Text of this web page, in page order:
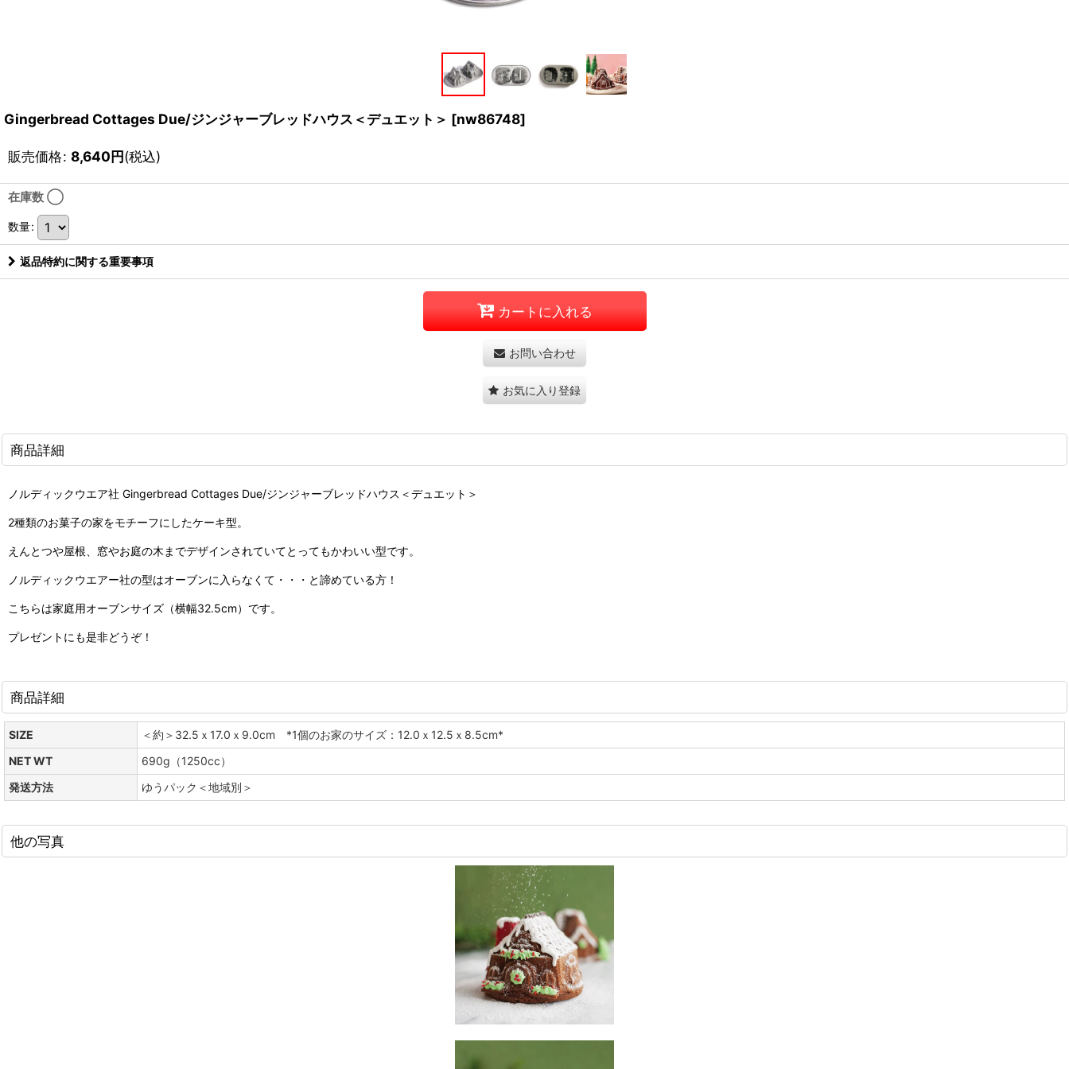
Gingerbread Cottages Due/ジンジャーブレッドハウス＜デュエット＞ [nw86748]
販売価格: 8,640円(税込)
在庫数 ◯
数量:
返品特約に関する重要事項
カートに入れる
お問い合わせ
お気に入り登録
商品詳細
ノルディックウエア社 Gingerbread Cottages Due/ジンジャーブレッドハウス＜デュエット＞
2種類のお菓子の家をモチーフにしたケーキ型。
えんとつや屋根、窓やお庭の木までデザインされていてとってもかわいい型です。
ノルディックウエアー社の型はオーブンに入らなくて・・・と諦めている方！
こちらは家庭用オーブンサイズ（横幅32.5cm）です。
プレゼントにも是非どうぞ！
商品詳細
SIZE
＜約＞32.5ｘ17.0ｘ9.0cm *1個のお家のサイズ：12.0ｘ12.5ｘ8.5cm*
NET WT
690g（1250cc）
発送方法
ゆうパック＜地域別＞
他の写真